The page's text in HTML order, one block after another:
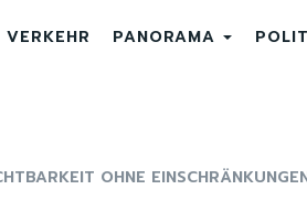
PANORAMA
OHNE